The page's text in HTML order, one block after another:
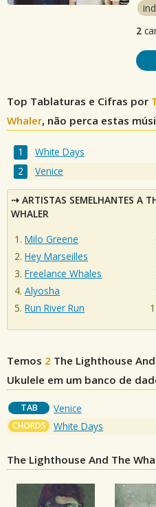
2
Top Tablaturas e Cifras por
Whaler, não perca estas
White Days
Venice
ARTISTAS SEMELHANTES A
WHALER
Milo Greene
Hey Marseilles
Freelance Whales
Alyosha
Run River Run
Temos 2 The Lighthouse
Ukulele em um banco de
TAB Venice
CHORDS White Days
The Lighthouse And The